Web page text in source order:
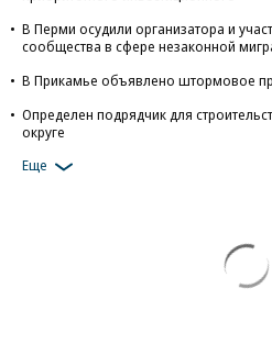
В Перми осудили организатора и
сообщества в сфере незаконной
В Прикамье объявлено штормовое
Определен подрядчик для
округе
Еще